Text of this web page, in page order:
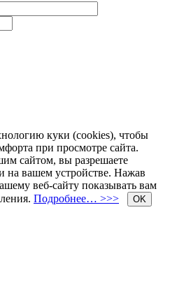
куки (cookies), чтобы
при просмотре сайта.
сайтом, вы разрешаете
на вашем устройстве. Нажав
веб-сайту показывать вам
Подробнее… >>> OK